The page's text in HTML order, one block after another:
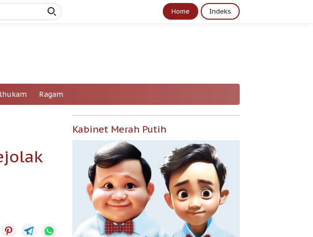
Home Indeks
Ragam
Kabinet Merah Putih